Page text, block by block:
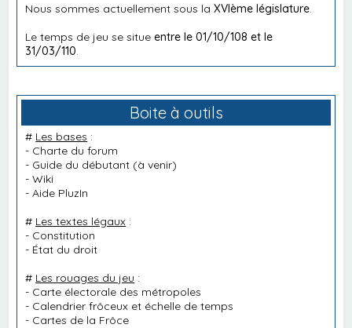
Nous sommes actuellement sous laXVIème législature
Le temps de jeu se situeentre le 01/10/108 et le
31/03/110
Boite à outils
# Les bases :
- Charte du forum
- Guide du débutant (à venir)
-Wiki
-Aide PluzIn
# Les textes légaux :
- Constitution
- État du droit
# Les rouages du jeu :
- Carte électorale des métropoles
- Calendrier frôceux et échelle de temps
- Cartes de la Frôce